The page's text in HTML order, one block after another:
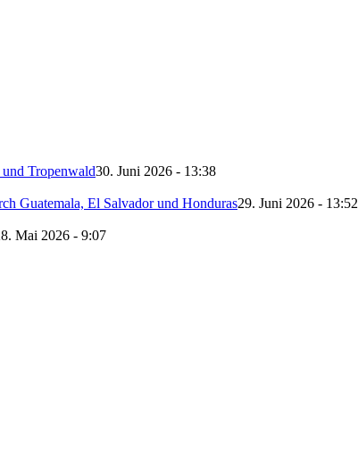
Tropenwald30. Juni 2026 - 13:38
Guatemala, El Salvador und Honduras29. Juni 2026 - 13:52
Mai 2026 - 9:07